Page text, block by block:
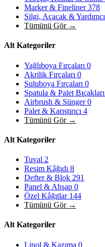
Marker & Fineliner378
Silgi, Açacak & Yardımcı
Tümünü Gör →
Alt Kategoriler
Yağlıboya Fırçaları 0
Akrilik Fırçaları 0
Suluboya Fırçaları 0
Spatula & Palet Bıçakları
Airbrush & Sünger0
Palet & Karıştırıcı 4
Tümünü Gör →
Alt Kategoriler
Tuval 2
Resim Kâğıdı 8
Defter & Blok 291
Panel & Ahşap 0
Özel Kâğıtlar 144
Tümünü Gör →
Alt Kategoriler
Linol & Kazıma 0